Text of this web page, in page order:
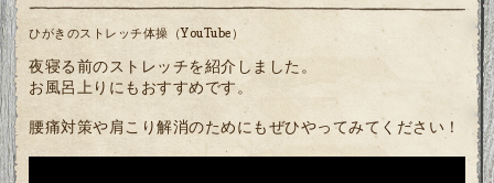
ひがきのストレッチ体操（YouTube）
夜寝る前のストレッチを紹介しました。
お風呂上りにもおすすめです。
腰痛対策や肩こり解消のためにもぜひやってみてください！